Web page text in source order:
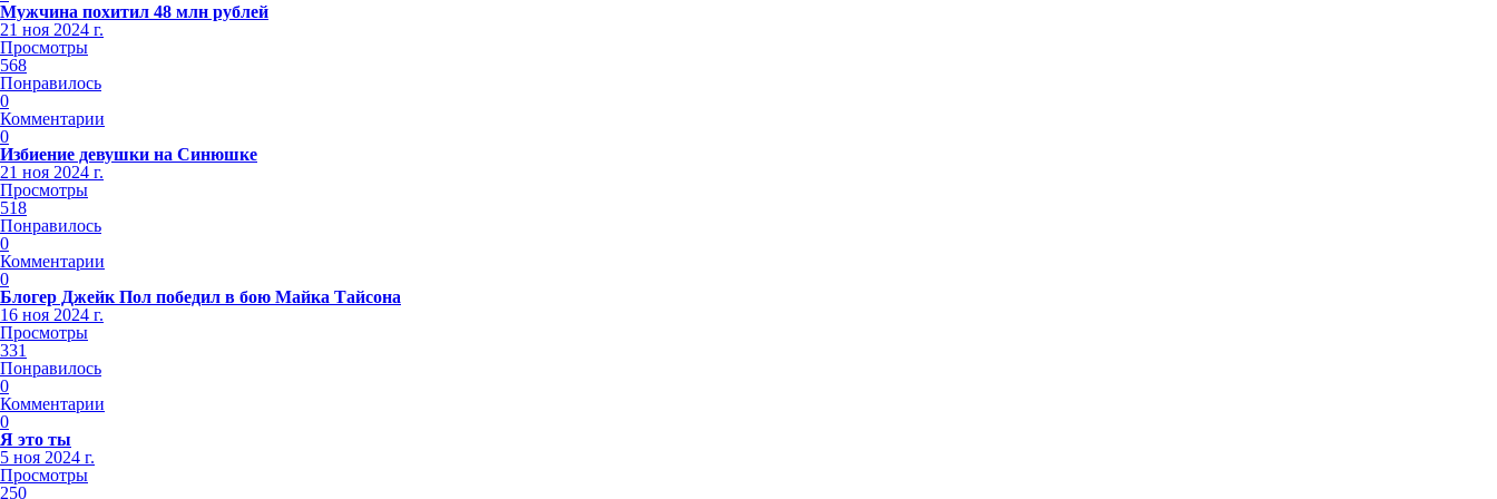
Мужчина похитил 48 млн рублей
21 ноя 2024 г.
Просмотры
568
Понравилось
0
Комментарии
0
Избиение девушки на Синюшке
21 ноя 2024 г.
Просмотры
518
Понравилось
0
Комментарии
0
Блогер Джейк Пол победил в бою Майка Тайсона
16 ноя 2024 г.
Просмотры
331
Понравилось
0
Комментарии
0
Я это ты
5 ноя 2024 г.
Просмотры
250